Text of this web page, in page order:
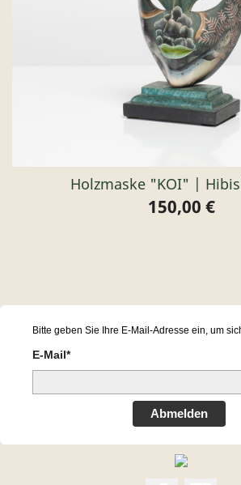
Holzmaske "KOI" |
Preis
150,00 €
Bitte geben Sie Ihre E-Mail-Adresse ein, um
E-Mail*
Abmelden